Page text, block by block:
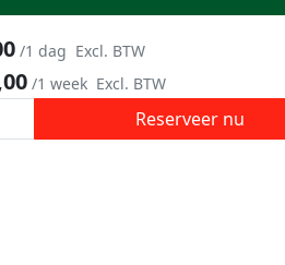
/1 dag Excl. BTW
/1 week Excl. BTW
Reserveer nu